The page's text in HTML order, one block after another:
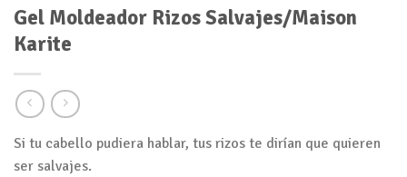
Gel Moldeador Rizos Salvajes/Maison
Karite
Si tu cabello pudiera hablar, tus rizos te dirían que quieren
ser salvajes.